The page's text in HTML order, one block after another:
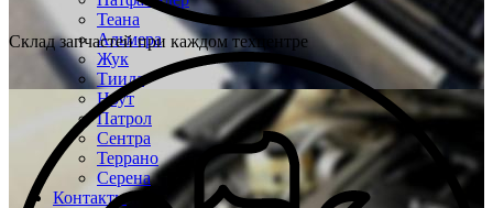
Теана
Альмера
Жук
Тиида
Ноут
Патрол
Сентра
Террано
Серена
Контакты
Склад запчастей при каждом техцентре